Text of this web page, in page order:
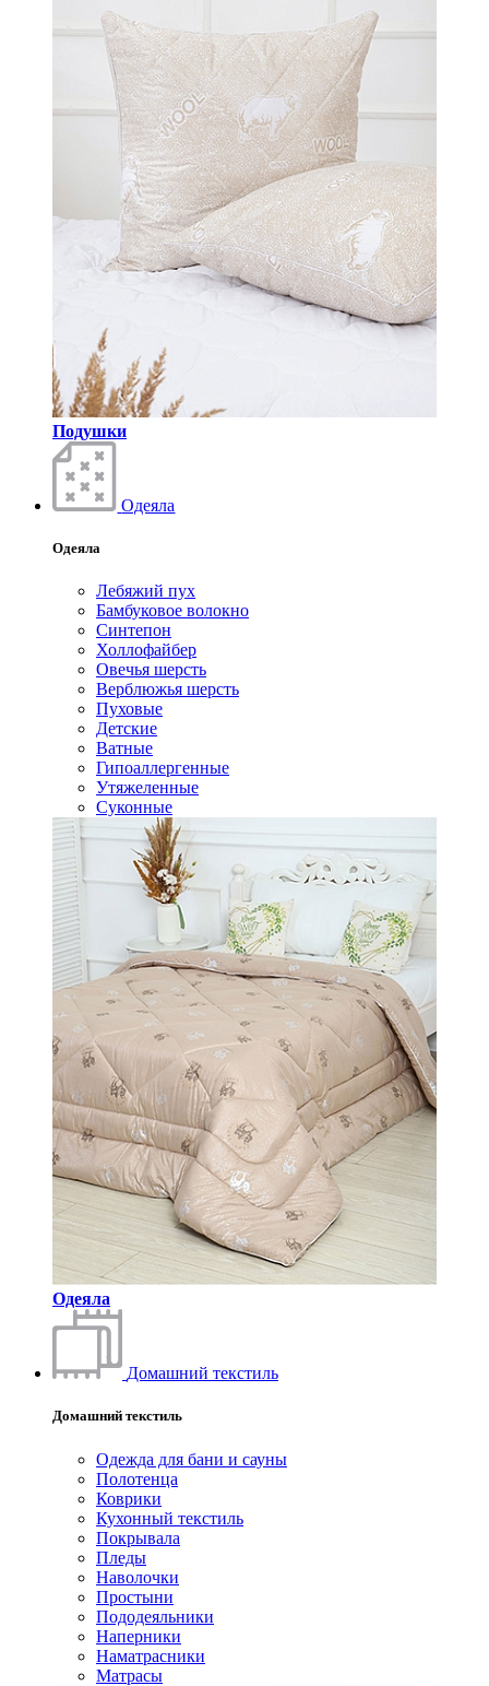
Подушки
Одеяла
Одеяла
Лебяжий пух
Бамбуковое волокно
Синтепон
Холлофайбер
Овечья шерсть
Верблюжья шерсть
Пуховые
Детские
Ватные
Гипоаллергенные
Утяжеленные
Суконные
Одеяла
Домашний текстиль
Домашний текстиль
Одежда для бани и сауны
Полотенца
Коврики
Кухонный текстиль
Покрывала
Пледы
Наволочки
Простыни
Пододеяльники
Наперники
Наматрасники
Матрасы